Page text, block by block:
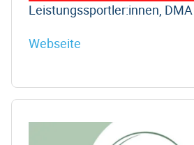
Leistungssportler:innen, DMA
Webseite